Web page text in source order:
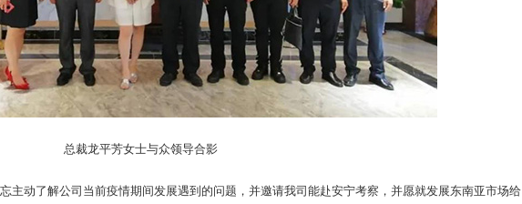
总裁龙平芳女士与众领导合影
动了解公司当前疫情期间发展遇到的问题，并邀请我司能赴安宁考察，并愿就发展东南亚市场给